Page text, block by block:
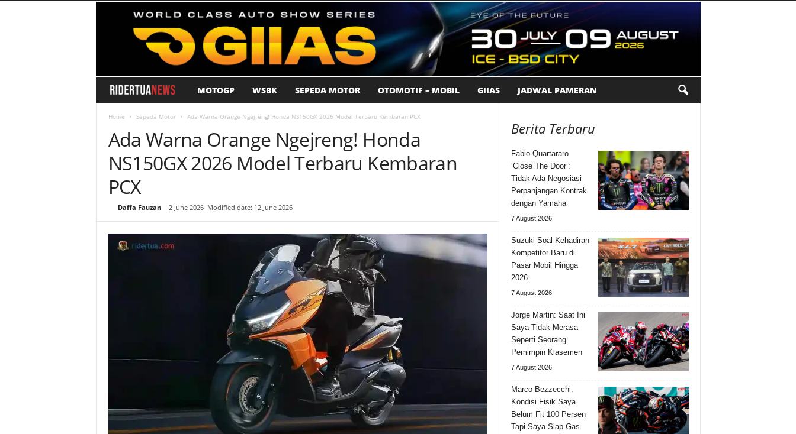
i
d
e
T
MOTOGP WSBK SEPEDA MOTOR OTOMOTIF – MOBIL GIIAS JADWAL PAMERAN
Home Sepeda Motor Ada Warna Orange Ngejreng! Honda NS150GX 2026 Model Terbaru Kembaran PCX
Ada Warna Orange Ngejreng! Honda
NS150GX 2026 Model Terbaru Kembaran
PCX
Daffa Fauzan- 2 June 2026 Modified date: 12 June 2026
Berita Terbaru
Fabio Quartararo
‘Close The Door’:
Tidak Ada Negosiasi
Perpanjangan Kontrak
dengan Yamaha
7 August 2026
Suzuki Soal Kehadiran
Kompetitor Baru di
Pasar Mobil Hingga
2026
7 August 2026
Jorge Martin: Saat Ini
Saya Tidak Merasa
Seperti Seorang
Pemimpin Klasemen
7 August 2026
Marco Bezzecchi:
Kondisi Fisik Saya
Belum Fit 100 Persen
Tapi Saya Siap Gas